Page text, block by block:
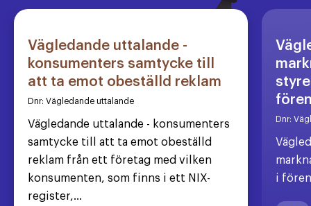
Vägledande uttalande -
konsumenters samtycke till
att ta emot obeställd reklam
Dnr: Vägledande uttalande
Vägledande uttalande - konsumenters
samtycke till att ta emot obeställd
reklam från ett företag med vilken
konsumenten, som finns i ett NIX-
register,...
Dnr:
i